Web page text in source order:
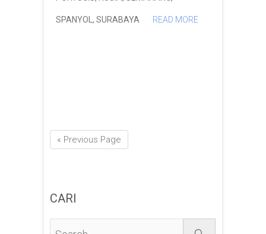
SPANYOL , SURABAYA READ MORE
« Previous Page
CARI